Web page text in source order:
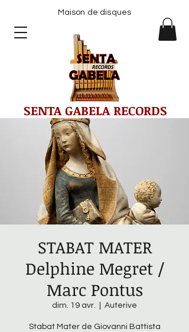
SENTA GABELA RECORDS
Maison de disques
STABAT MATER
Delphine Megret /
Marc Pontus
dim. 19 avr. Auterive
Stabat Mater de Giovanni Battista